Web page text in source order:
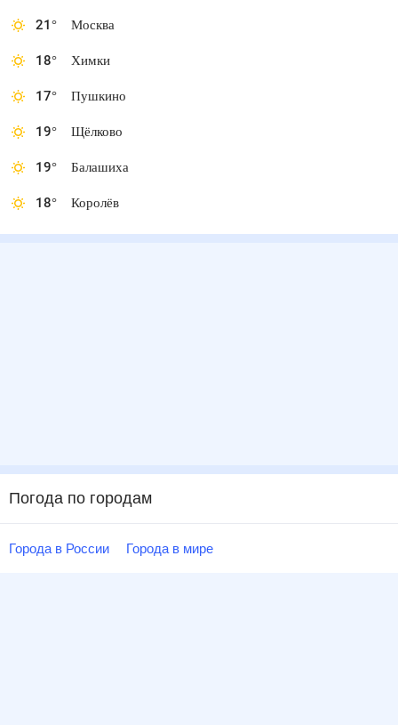
21° Москва
18° Химки
17° Пушкино
19° Щёлково
19° Балашиха
18° Королёв
Погода по городам
Города в России Города в мире